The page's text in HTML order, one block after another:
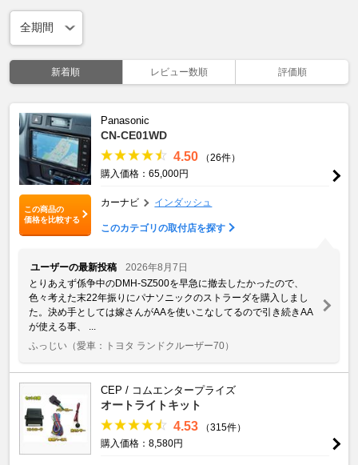
新着順 レビュー数順 評価順
この商品の
価格を比較する
Panasonic
CN-CE01WD
4.50
（26件）
購入価格：65,000円
カーナビ インダッシュ
このカテゴリの取付店を探す
ユーザーの最新投稿
2026年8月7日
とりあえず係争中のDMH-SZ500を早急に撤去したかったので、
色々考えた末22年振りにパナソニックのストラーダを購入しまし
た。決め手としては嫁さんがAAを使いこなしてるので引き続きAA
が使える事、 ...
ふっじい （愛車：トヨタ ランドクルーザー70）
CEP / コムエンタープライズ
オートライトキット
4.53
（315件）
購入価格：8,580円